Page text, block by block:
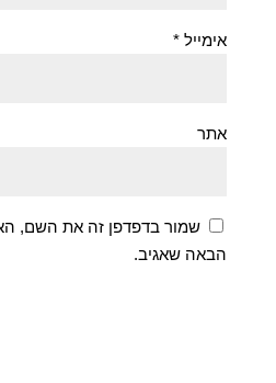
אימייל *
אתר
שמור בדפדפן זה את השם,
הבאה שאגיב.